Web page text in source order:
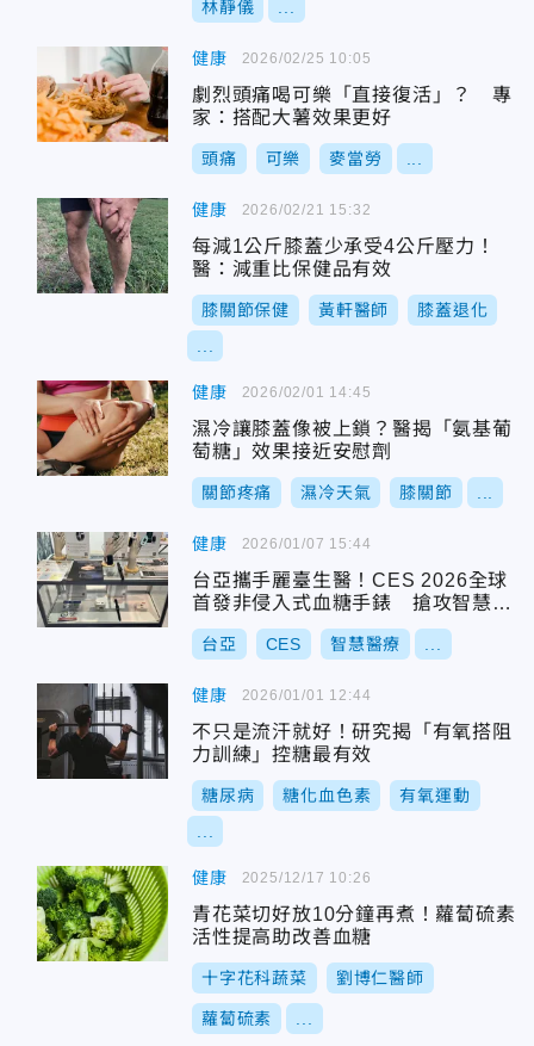
林靜儀
健康
劇烈頭痛喝可樂「直接復活」？ 專
家：搭配大薯效果更好
頭痛 可樂 麥當勞
2026/02/25 10:05
健康
每減1公斤膝蓋少承受4公斤壓力！
醫：減重比保健品有效
膝關節保健 黃軒醫師 膝蓋退化
2026/02/21 15:32
健康
濕冷讓膝蓋像被上鎖？醫揭「氨基葡
萄糖」效果接近安慰劑
關節疼痛 濕冷天氣 膝關節
2026/02/01 14:45
健康
台亞攜手麗臺生醫！CES 2026全球
首發非侵入式血糖手錶 搶攻智慧醫
療新商機
台亞 CES 智慧醫療
2026/01/07 15:44
健康
不只是流汗就好！研究揭「有氧搭阻
力訓練」控糖最有效
糖尿病 糖化血色素 有氧運動
2026/01/01 12:44
健康
青花菜切好放10分鐘再煮！蘿蔔硫素
活性提高助改善血糖
十字花科蔬菜 劉博仁醫師
蘿蔔硫素
2025/12/17 10:26